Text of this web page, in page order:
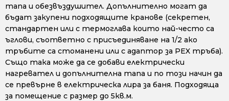
тапа и обезвъздушител. Допълнително могат да
бъдат закупени подходящите кранове (секретен,
стандартен или с термоглава които най-често са
ъглови, съответно с присъединяване на 1/2 ако
тръбите са стоманени или с адаптор за PEX тръба).
Също така може да се добави електрически
нагревател и допълнителна тапа и по този начин да
се превърне в електрическа лира за баня. Подходяща
за помещение с размер до 5кв.м.